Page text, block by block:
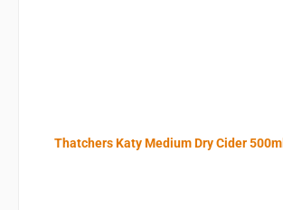
Thatchers Katy Medium Dry Cider 500ml